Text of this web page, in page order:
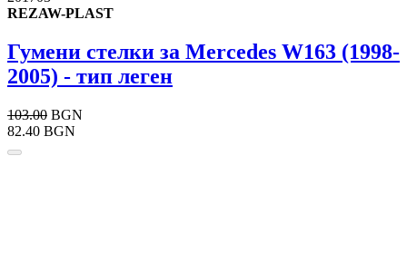
REZAW-PLAST
Гумени стелки за Mercedes W163 (1998-
2005) - тип леген
103.00 BGN
82.40 BGN